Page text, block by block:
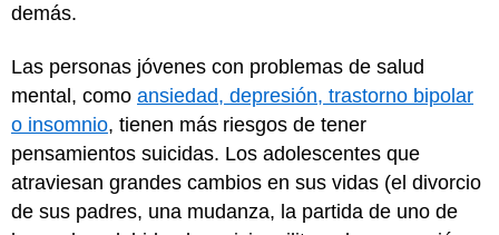
demás.
Las personas jóvenes con problemas de salud
mental, como ansiedad, depresión, trastorno bipolar
o insomnio, tienen más riesgos de tener
pensamientos suicidas. Los adolescentes que
atraviesan grandes cambios en sus vidas (el divorcio
de sus padres, una mudanza, la partida de uno de